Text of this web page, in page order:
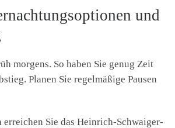
und
morgens. So haben Sie genug Zeit
Planen Sie regelmäßige Pausen
erreichen Sie das Heinrich-Schwaiger-